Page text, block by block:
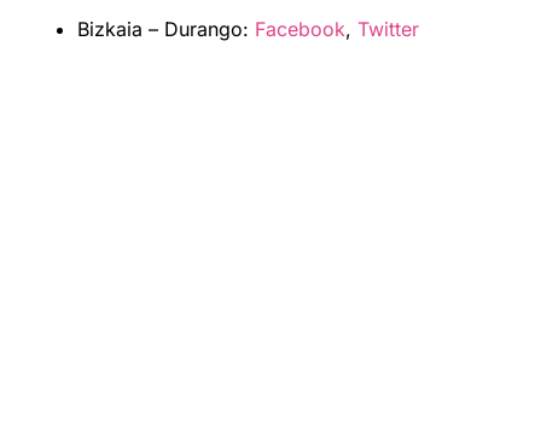
Bizkaia – Durango: Facebook, Twitter